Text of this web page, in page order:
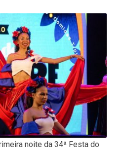
noite da 34ª Festa do